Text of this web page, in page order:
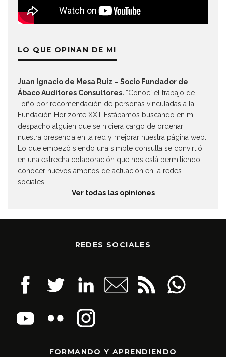
LO QUE OPINAN DE MI
Juan Ignacio de Mesa Ruiz – Socio Fundador de
Ábaco Auditores Consultores. “Conocí el trabajo de
Toño por recomendación de personas vinculadas a la
Fundación Horizonte XXII. Estábamos buscando en mi
despacho alguien que se hiciera cargo de ordenar
nuestra presencia en la red y mejorar nuestra página web.
Lo que empezó siendo una simple consulta se convirtió
en una estrecha colaboración que nos está permitiendo
conocer nuevos ámbitos de actuación en la redes
sociales.”
Ver todas las opiniones
REDES SOCIALES
FORMANDO Y APRENDIENDO